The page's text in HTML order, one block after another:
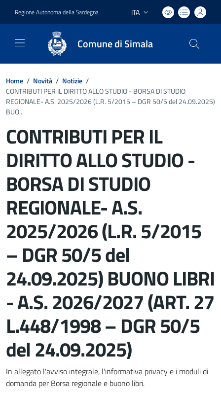
Regione Autonoma della Sardegna Lingua attiva:
ITA
Comune di Simala
Home / Novità / Notizie /
CONTRIBUTI PER IL DIRITTO ALLO STUDIO - BORSA DI STUDIO
REGIONALE- A.S. 2025/2026 (L.R. 5/2015 – DGR 50/5 del 24.09.2025)
BUO...
CONTRIBUTI PER IL
DIRITTO ALLO STUDIO -
BORSA DI STUDIO
REGIONALE- A.S.
2025/2026 (L.R. 5/2015
– DGR 50/5 del
24.09.2025) BUONO LIBRI
- A.S. 2026/2027 (ART. 27
L.448/1998 – DGR 50/5
del 24.09.2025)
Dettagli del documento
In allegato l'avviso integrale, l'informativa privacy e i moduli di
domanda per Borsa regionale e buono libri.